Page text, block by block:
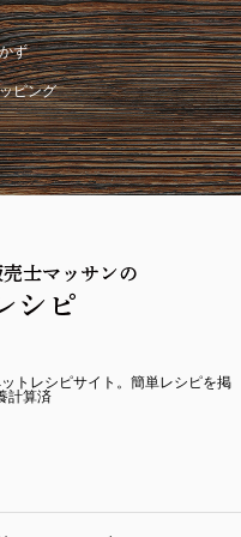
ず
ピング
トレシピサイト。簡単レシピを掲
計算済